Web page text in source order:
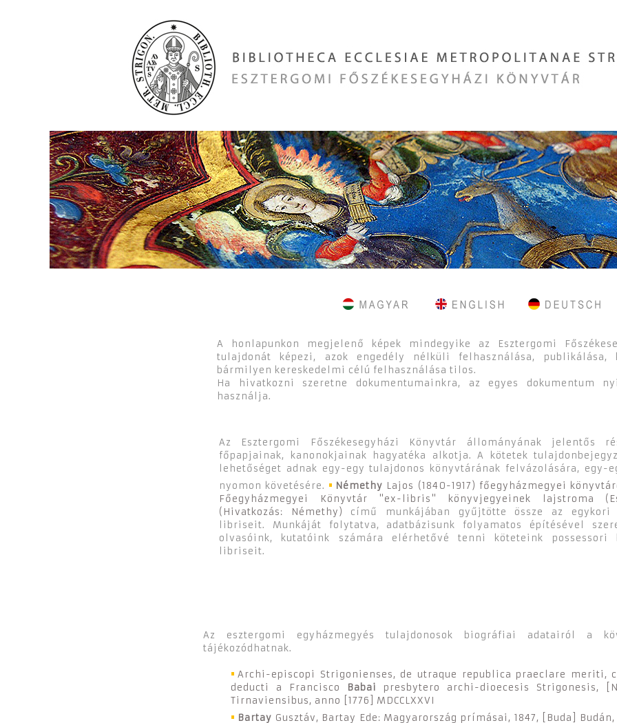
Az esztergomi egyházmegyés tulajdonosok biográfiai adatairól a
tájékozódhatnak.
Archi-episcopi Strigonienses, de utraque republica praeclare meriti,
deducti a Francisco
Babai
presbytero archi-dioecesis Strigonesis,
Tirnaviensibus, anno [1776] MDCCLXXVI
Bartay Gusztáv, Bartay Ede: Magyarország prímásai, 1847, [Buda]